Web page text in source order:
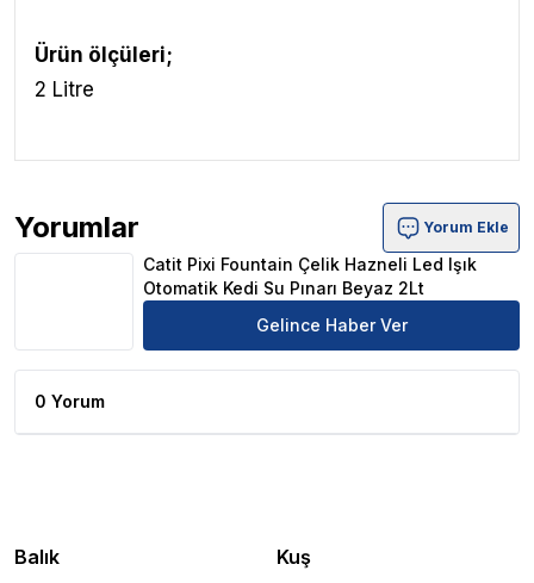
Ürün ölçüleri;
2 Litre
Yorumlar
Catit Pixi Fountain Çelik Hazneli Led Işık Otomatik Kedi
Yorum Ekle
Catit Pixi Fountain Çelik Hazneli Led Işık
Otomatik Kedi Su Pınarı Beyaz 2Lt
Gelince Haber Ver
0 Yorum
Balık Kuş